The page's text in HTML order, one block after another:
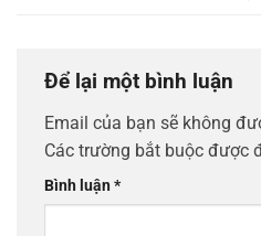
Để lại một bình luận
Email của bạn sẽ không
Các trường bắt buộc được
Bình luận*